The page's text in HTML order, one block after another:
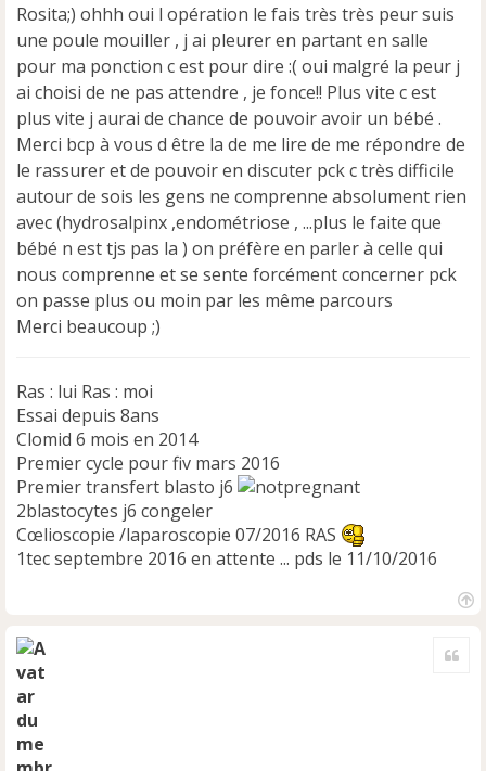
Rosita;) ohhh oui l opération le fais très très peur suis
une poule mouiller , j ai pleurer en partant en salle
pour ma ponction c est pour dire :( oui malgré la peur j
ai choisi de ne pas attendre , je fonce!! Plus vite c est
plus vite j aurai de chance de pouvoir avoir un bébé .
Merci bcp à vous d être la de me lire de me répondre de
le rassurer et de pouvoir en discuter pck c très difficile
autour de sois les gens ne comprenne absolument rien
avec (hydrosalpinx ,endométriose , ...plus le faite que
bébé n est tjs pas la ) on préfère en parler à celle qui
nous comprenne et se sente forcément concerner pck
on passe plus ou moin par les même parcours
Merci beaucoup ;)
Ras : lui Ras : moi
Essai depuis 8ans
Clomid 6 mois en 2014
Premier cycle pour fiv mars 2016
Premier transfert blasto j6
2blastocytes j6 congeler
Cœlioscopie /laparoscopie 07/2016 RAS
1tec septembre 2016 en attente ... pds le 11/10/2016